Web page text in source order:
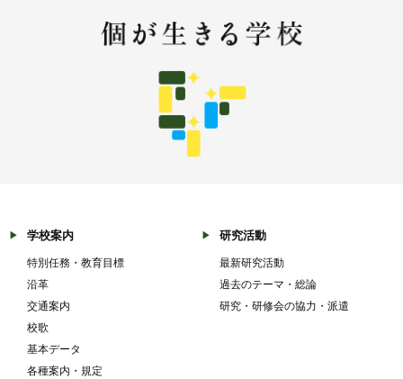
学校案内
特別任務・教育目標
沿革
交通案内
校歌
基本データ
各種案内・規定
研究活動
最新研究活動
過去のテーマ・総論
研究・研修会の協力・派遣